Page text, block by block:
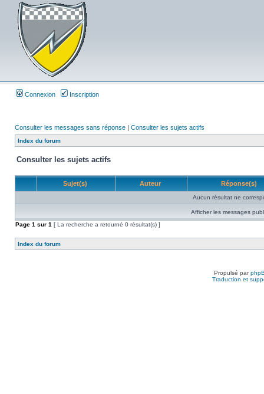
Connexion Inscription
Consulter les messages sans réponse | Consulter les sujets actifs
Index du forum
Consulter les sujets actifs
Sujet(s) Auteur Réponse(s)
Aucun résultat ne
Afficher les messages
Page 1 sur 1 [ La recherche a retourné 0 résultat(s) ]
Index du forum
Propulsé par
Traduction et